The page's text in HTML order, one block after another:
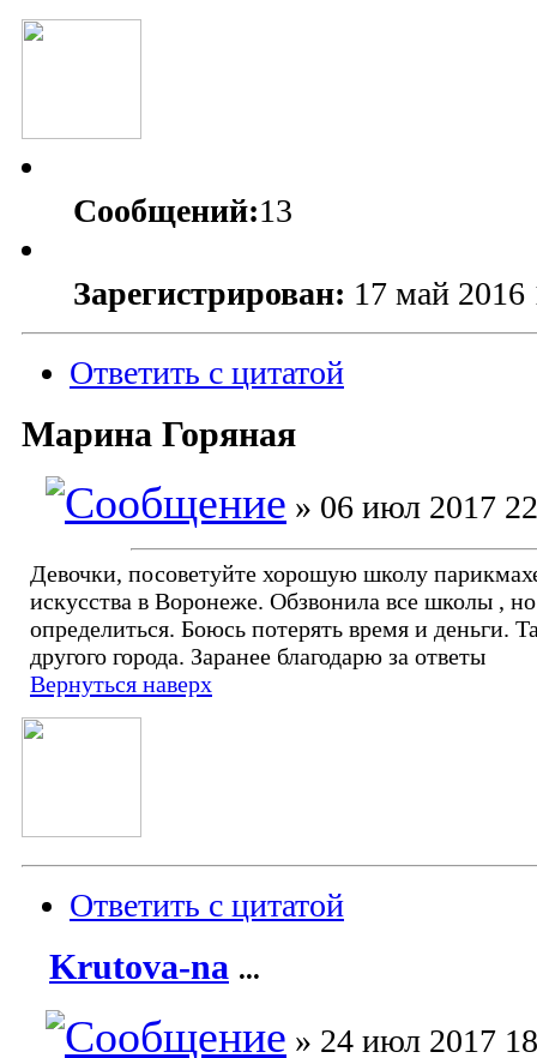
Сообщений:13
Зарегистрирован: 17 май 2016
Ответить с цитатой
Марина Горяная
» 06 июл 2017
Девочки, посоветуйте хорошую школу
искусства в Воронеже. Обзвонила все школы ,
определиться. Боюсь потерять время и деньги.
другого города. Заранее благодарю за ответы
Вернуться наверх
Ответить с цитатой
Krutova-na ...
» 24 июл 2017